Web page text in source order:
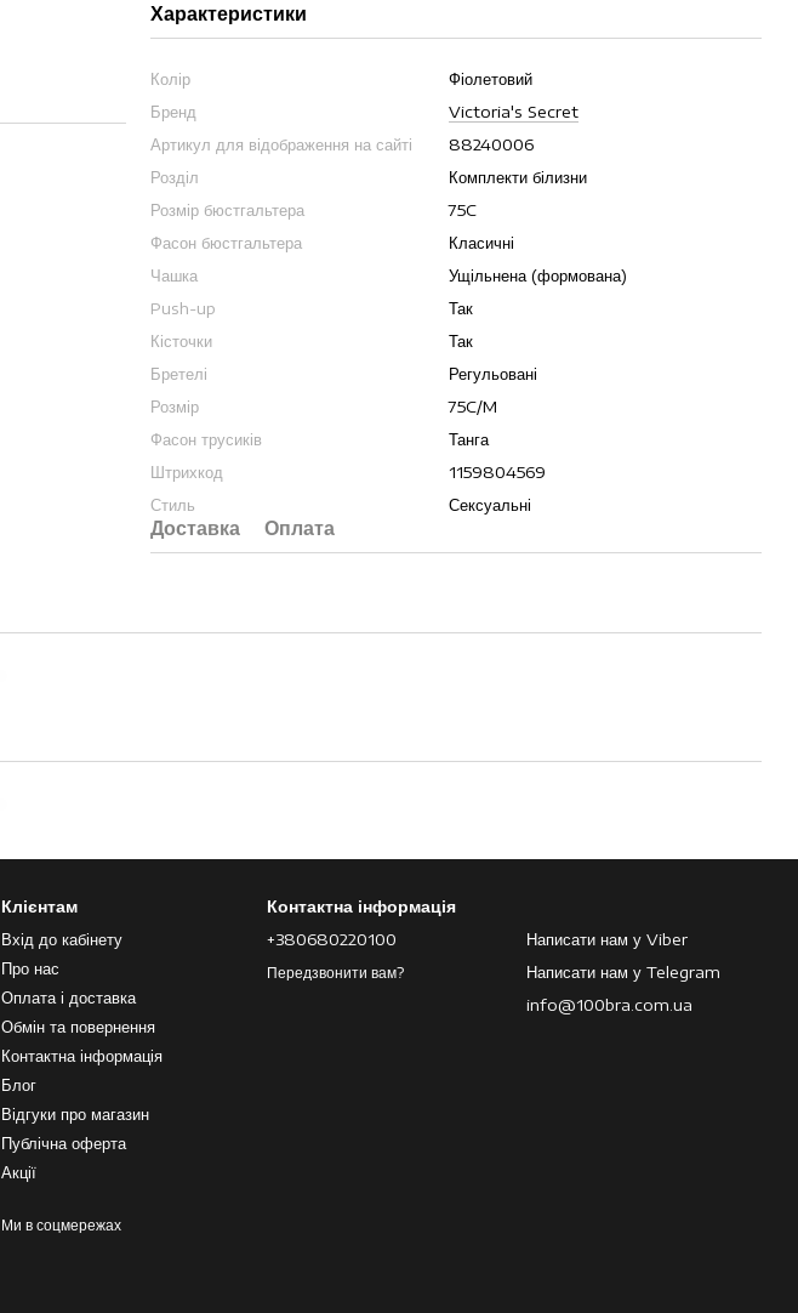
Характеристики
Колір
Фіолетовий
Бренд
Victoria's Secret
Артикул для відображення на сайті
88240006
Розділ
Комплекти білизни
Розмір бюстгальтера
75C
Фасон бюстгальтера
Класичні
Чашка
Ущільнена (формована)
Push-up
Так
Кісточки
Так
Бретелі
Регульовані
Розмір
75C/M
Фасон трусиків
Танга
Штрихкод
1159804569
Стиль
Сексуальні
Доставка Оплата
Клієнтам
Вхід до кабінету
Про нас
Оплата і доставка
Обмін та повернення
Контактна інформація
Блог
Відгуки про магазин
Публічна оферта
Акції
Ми в соцмережах
Контактна інформація
+380680220100
Передзвонити вам?
Написати нам у Viber
Написати нам у Telegram
info@100bra.com.ua